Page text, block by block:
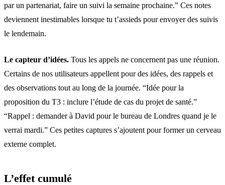
par un partenariat, faire un suivi la semaine prochaine.” Ces notes
deviennent inestimables lorsque tu t’assieds pour envoyer des suivis
le lendemain.
Le capteur d’idées. Tous les appels ne concernent pas une réunion.
Certains de nos utilisateurs appellent pour des idées, des rappels et
des observations tout au long de la journée. “Idée pour la
proposition du T3 : inclure l’étude de cas du projet de santé.”
“Rappel : demander à David pour le bureau de Londres quand je le
verrai mardi.” Ces petites captures s’ajoutent pour former un cerveau
externe complet.
L’effet cumulé